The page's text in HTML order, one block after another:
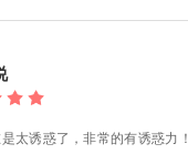
太诱惑了，非常的有诱惑力！